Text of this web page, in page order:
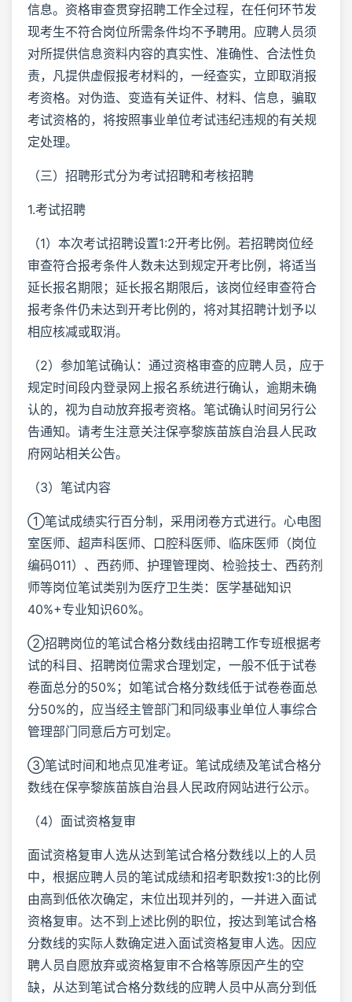
信息。资格审查贯穿招聘工作全过程，在任何环节发
现考生不符合岗位所需条件均不予聘用。应聘人员须
对所提供信息资料内容的真实性、准确性、合法性负
责，凡提供虚假报考材料的，一经查实，立即取消报
考资格。对伪造、变造有关证件、材料、信息，骗取
考试资格的，将按照事业单位考试违纪违规的有关规
定处理。
（三）招聘形式分为考试招聘和考核招聘
1.考试招聘
（1）本次考试招聘设置1:2开考比例。若招聘岗位经
审查符合报考条件人数未达到规定开考比例，将适当
延长报名期限；延长报名期限后，该岗位经审查符合
报考条件仍未达到开考比例的，将对其招聘计划予以
相应核减或取消。
（2）参加笔试确认：通过资格审查的应聘人员，应于
规定时间段内登录网上报名系统进行确认，逾期未确
认的，视为自动放弃报考资格。笔试确认时间另行公
告通知。请考生注意关注保亭黎族苗族自治县人民政
府网站相关公告。
（3）笔试内容
①笔试成绩实行百分制，采用闭卷方式进行。心电图
室医师、超声科医师、口腔科医师、临床医师（岗位
编码011）、西药师、护理管理岗、检验技士、西药剂
师等岗位笔试类别为医疗卫生类：医学基础知识
40%+专业知识60%。
②招聘岗位的笔试合格分数线由招聘工作专班根据考
试的科目、招聘岗位需求合理划定，一般不低于试卷
卷面总分的50%；如笔试合格分数线低于试卷卷面总
分50%的，应当经主管部门和同级事业单位人事综合
管理部门同意后方可划定。
③笔试时间和地点见准考证。笔试成绩及笔试合格分
数线在保亭黎族苗族自治县人民政府网站进行公示。
（4）面试资格复审
面试资格复审人选从达到笔试合格分数线以上的人员
中，根据应聘人员的笔试成绩和招考职数按1:3的比例
由高到低依次确定，末位出现并列的，一并进入面试
资格复审。达不到上述比例的职位，按达到笔试合格
分数线的实际人数确定进入面试资格复审人选。因应
聘人员自愿放弃或资格复审不合格等原因产生的空
缺，从达到笔试合格分数线的应聘人员中从高分到低